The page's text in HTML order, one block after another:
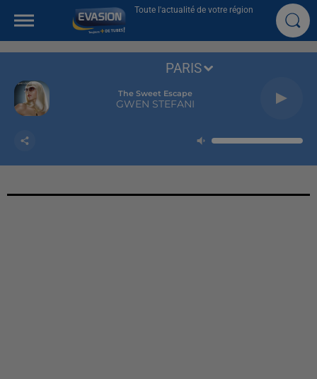
Toute l'actualité de votre région
The Sweet Escape
GWEN STEFANI
PARIS